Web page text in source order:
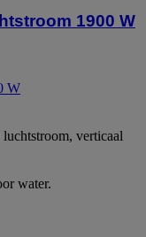
1900 W
W
verticaal
water.